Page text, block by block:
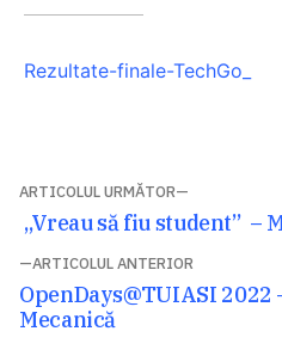
Rezultate-finale-TechGo_
Navigare
în
articole
ARTICOLUL ANTERIOR
Articolul
anterior:
OpenDays@TUIASI 2022
Mecanică
ARTICOLUL URMĂTOR
Articolul
„Vreau să fiu student” –